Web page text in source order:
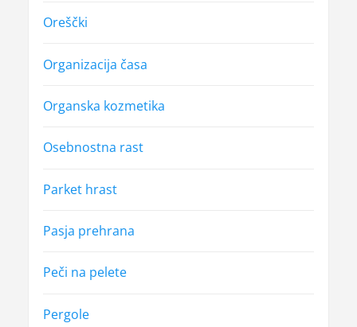
Oreščki
Organizacija časa
Organska kozmetika
Osebnostna rast
Parket hrast
Pasja prehrana
Peči na pelete
Pergole